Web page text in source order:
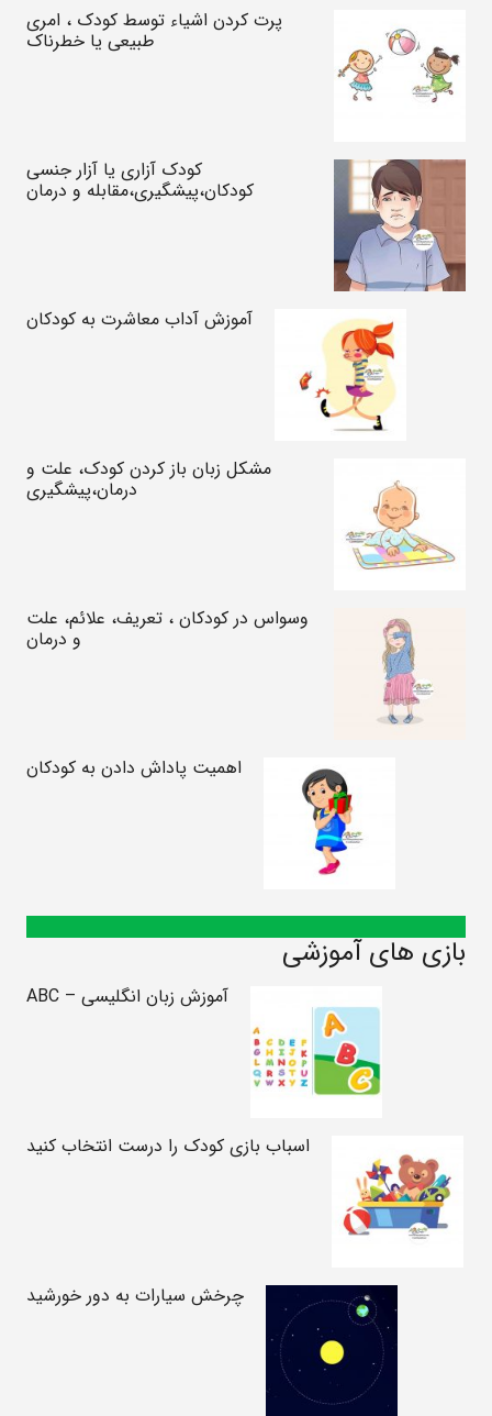
پرت کردن اشیاء توسط کودک ، امری
طبیعی یا خطرناک
کودک آزاری یا آزار جنسی
کودکان،پیشگیری،مقابله و درمان
آموزش آداب معاشرت به کودکان
مشکل زبان باز کردن کودک، علت و
درمان،پیشگیری
وسواس در کودکان ، تعریف، علائم، علت
و درمان
اهمیت پاداش دادن به کودکان
بازی های آموزشی
آموزش زبان انگلیسی – ABC
اسباب بازی کودک را درست انتخاب کنید
چرخش سیارات به دور خورشید